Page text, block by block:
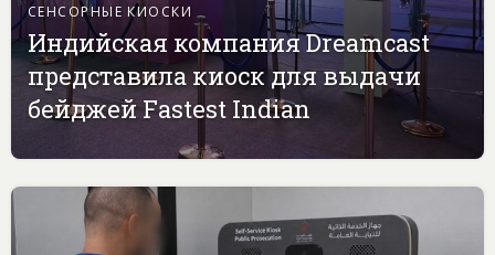
СЕНСОРНЫЕ КИОСКИ
Индийская компания Dreamcast
представила киоск для выдачи
бейджей Fastest Indian